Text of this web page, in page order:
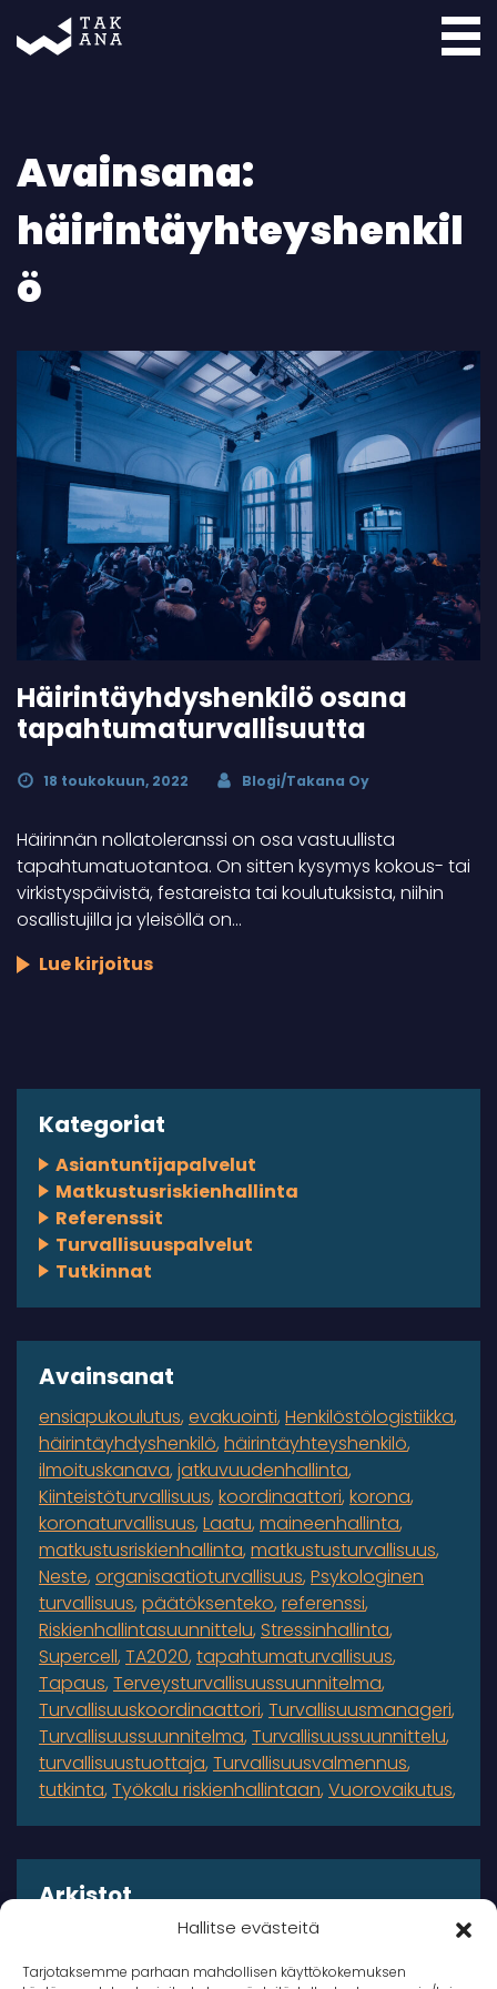
Hallitse evästeitä
Tarjotaksemme parhaan mahdollisen käyttökokemuksen
Avainsana:
häirintäyhteyshenkil
ö
Häirintä­yhdyshenkilö osana
tapahtuma­turvallisuutta
18 toukokuun, 2022 Blogi/Takana Oy
Häirinnän nollatoleranssi on osa vastuullista
tapahtumatuotantoa. On sitten kysymys kokous- tai
virkistyspäivistä, festareista tai koulutuksista, niihin
osallistujilla ja yleisöllä on…
Lue kirjoitus
Kategoriat
Asiantuntijapalvelut
Matkustusriskienhallinta
Referenssit
Turvallisuuspalvelut
Tutkinnat
Avainsanat
ensiapukoulutus evakuointi Henkilöstölogistiikka
häirintäyhdyshenkilö häirintäyhteyshenkilö
ilmoituskanava jatkuvuudenhallinta
Kiinteistöturvallisuus koordinaattori korona
koronaturvallisuus Laatu maineenhallinta
matkustusriskienhallinta matkustusturvallisuus
Neste organisaatioturvallisuus Psykologinen
turvallisuus päätöksenteko referenssi
Riskienhallintasuunnittelu Stressinhallinta
Supercell TA2020 tapahtumaturvallisuus
Tapaus Terveysturvallisuussuunnitelma
Turvallisuuskoordinaattori Turvallisuusmanageri
Turvallisuussuunnitelma Turvallisuussuunnittelu
turvallisuustuottaja Turvallisuusvalmennus
tutkinta Työkalu riskienhallintaan Vuorovaikutus
Arkistot